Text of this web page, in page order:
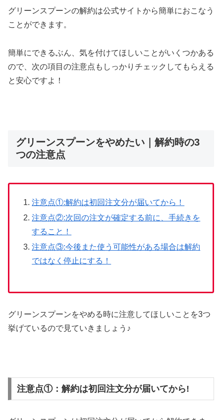
グリーンスプーンの解約は公式サイトから簡単におこなう
ことができます。
簡単にできるぶん、気を付けてほしいことがいくつかある
ので、次の項目の注意点もしっかりチェックしてもらえる
と安心ですよ！
グリーンスプーンをやめたい｜解約時の3
つの注意点
注意点①:解約は初回注文分が届いてから！
注意点②:次回の注文が確定する前に、手続きを
すること！
注意点③:今後また使う可能性がある場合は解約
ではなく停止にする！
グリーンスプーンをやめる時に注意してほしいことを3つ
挙げているので見ていきましょう♪
注意点①：解約は初回注文分が届いてから!